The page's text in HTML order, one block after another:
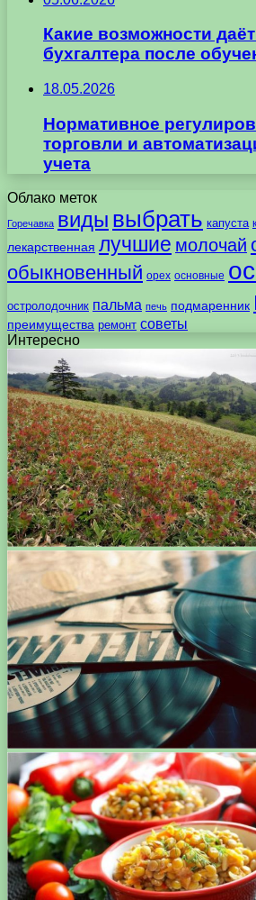
Какие возможности
бухгалтера после
18.05.2026
Нормативное
торговли и
учета
Облако меток
Горечавка виды выбрать капуста
лекарственная лучшие молочай
обыкновенный орех основные
остролодочник пальма печь подмаренник
преимущества ремонт советы
Интересно